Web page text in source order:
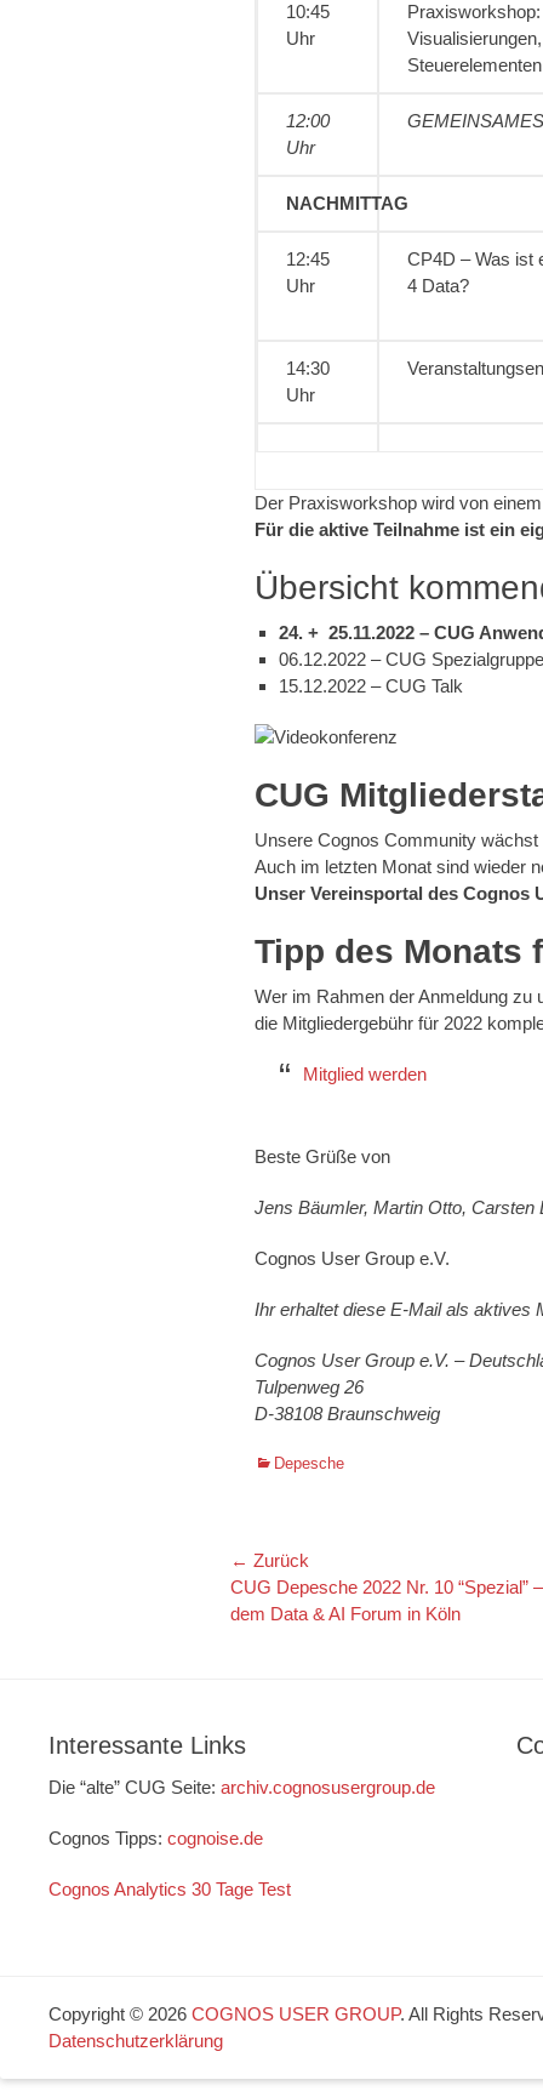
10:45
Uhr
12:00
Uhr
NACHMITTAG
12:45
Uhr
CP4D – Was ist
4 Data?
14:30
Uhr
Der Praxisworkshop wird von
Für die aktive Teilnahme ist ein
Übersicht
24. + 25.11.2022 – CUG
06.12.2022 – CUG
15.12.2022 – CUG Talk
CUG
Unsere Cognos Community
Auch im letzten Monat sind wieder
Unser Vereinsportal des Cognos
Tipp des Monats
Wer im Rahmen der Anmeldung zu
die Mitgliedergebühr für 2022
Mitglied werden
Beste Grüße von
Jens Bäumler, Martin Otto, Carsten
Cognos User Group e.V.
Ihr erhaltet diese E-Mail als aktives
Cognos User Group e.V. –
Tulpenweg 26
D-38108 Braunschweig
Kategorien
Depesche
Beitragsnavigation
← Zurück
Vorheriger
Beitrag:
CUG Depesche 2022 Nr. 10 “Spezial”
dem Data & AI Forum in Köln
Interessante Links
Die “alte” CUG Seite: archiv.cognosusergroup.de
Cognos Tipps: cognoise.de
Cognos Analytics 30 Tage Test
Copyright © 2026 COGNOS USER GROUP. All Rights
Datenschutzerklärung